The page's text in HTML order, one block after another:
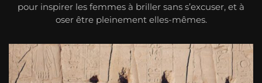
pour inspirer les femmes à briller sans s’excuser, et à
oser être pleinement elles-mêmes.